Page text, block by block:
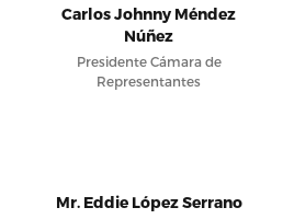
Carlos Johnny Méndez
Núñez
Presidente Cámara de
Representantes
Mr. Eddie López Serrano